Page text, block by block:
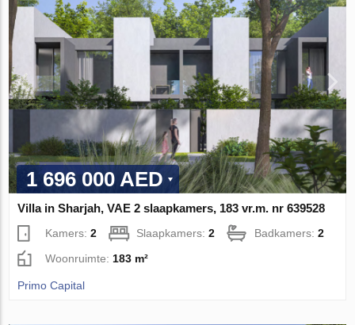
1 696 000 AED
Villa in Sharjah, VAE 2 slaapkamers, 183 vr.m. nr 639528
Kamers:2 Slaapkamers:2 Badkamers:2
Woonruimte: 183 m²
Primo Capital